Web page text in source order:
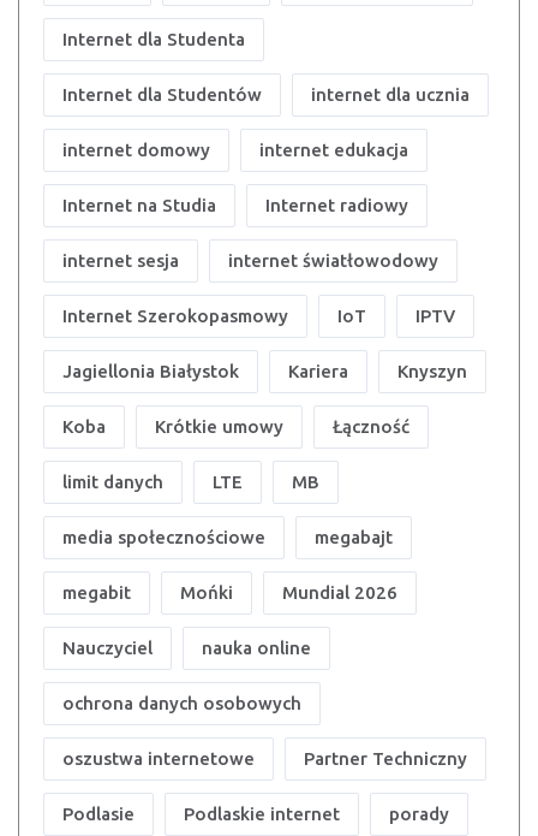
Internet dla Studenta
Internet dla Studentów internet dla ucznia
internet domowy internet edukacja
Internet na Studia Internet radiowy
internet sesja internet światłowodowy
Internet Szerokopasmowy IoT IPTV
Jagiellonia Białystok Kariera Knyszyn
Koba Krótkie umowy Łączność
limit danych LTE MB
media społecznościowe megabajt
megabit Mońki Mundial 2026
Nauczyciel nauka online
ochrona danych osobowych
oszustwa internetowe Partner Techniczny
Podlasie Podlaskie internet porady